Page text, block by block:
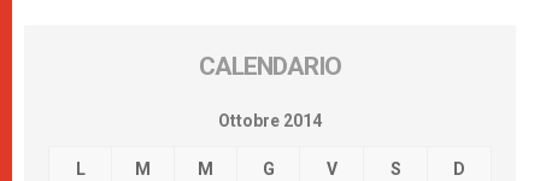
CALENDARIO
Ottobre 2014
L M M G V S D